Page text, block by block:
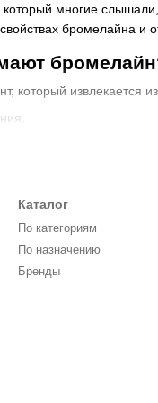
многие
бромелайна и
который извлекается
после травм и операций.
Хотя бромелайн
Важно помнить, что не
или нарушения
Лучшее время для
Каталог
По категориям
По назначению
Бренды